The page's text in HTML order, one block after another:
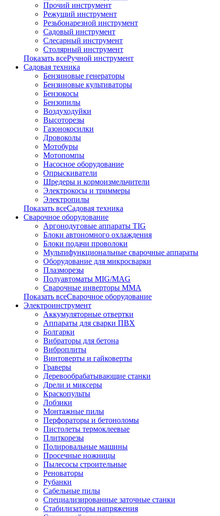
Прочий инструмент
Режущий инструмент
Резьбонарезной инструмент
Садовый инструмент
Слесарный инструмент
Столярный инструмент
Показать всеРучной инструмент
Садовая техника
Бензиновые генераторы
Бензиновые культиваторы
Бензокосы
Бензопилы
Воздуходуйки
Высоторезы
Газонокосилки
Дровоколы
Мотобуры
Мотопомпы
Насосное оборудование
Опрыскиватели
Шредеры и кормоизмельчители
Электрокосы и триммеры
Электропилы
Показать всеСадовая техника
Сварочное оборудование
Аргонодуговые аппараты TIG
Блоки автономного охлаждения
Блоки подачи проволоки
Мультифункциональные сварочные аппараты
Оборудование для микросварки
Плазморезы
Полуавтоматы MIG/MAG
Сварочные инверторы ММА
Показать всеСварочное оборудование
Электроинструмент
Аккумуляторные отвертки
Аппараты для сварки ПВХ
Болгарки
Вибраторы для бетона
Виброплиты
Винтоверты и гайковерты
Граверы
Деревообрабатывающие станки
Дрели и миксеры
Краскопульты
Лобзики
Монтажные пилы
Перфораторы и бетоноломы
Пистолеты термоклеевые
Плиткорезы
Полировальные машины
Просечные ножницы
Пылесосы строительные
Реноваторы
Рубанки
Сабельные пилы
Специализированные заточные станки
Стабилизаторы напряжения